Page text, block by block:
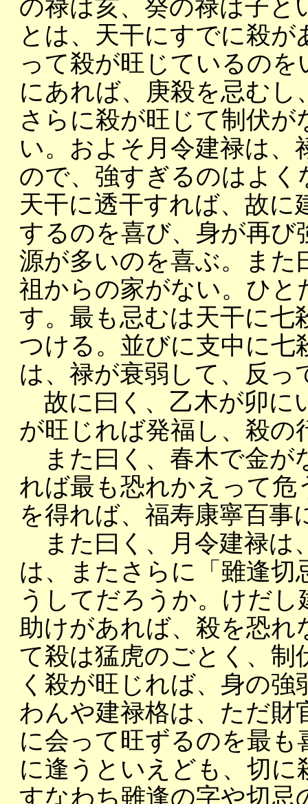
の禄は亥、癸の禄は子
とは、天干にすでに殺
って殺が旺じているの
にあれば、庚殺を忌む
さらに殺が旺じて制伏
い。およそ月令建禄は
ので、強すぎるのはよ
天干に透干すれば、故に
するのを喜び、身が再
源が多いのを喜ぶ。また
祖からの家がない。ひ
す。最も忌むは天干に七
つける。並びに支中に
は、禄が衰弱して、反っ
故に曰く、乙木が卯に
が旺じれば発福し、殺の
また曰く、春木で金が
れば最も恐れかえって危
を得れば、福寿康寧百事
また曰く、月令建禄は
は、またさらに「雖逢
うしてだろうか。けだ
助けがあれば、殺を恐
て殺は猛虎のごとく、
く殺が旺じれば、身の
わんや建禄格は、ただ財
に会って旺ずるのを最
に逢うといえども、切
すなわち雖逢の字や切